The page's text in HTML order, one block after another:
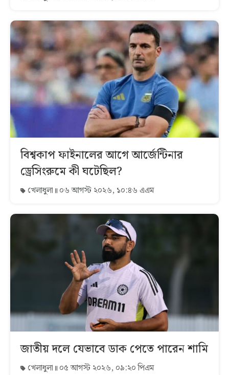
বিশ্বকাপ ফাইনালের আগে আর্জেন্টিনার
ড্রেসিংরুমে কী ঘটেছিল?
খেলাধুলা ০৬ আগস্ট ২০২৬, ১০:৪৬ এএম
জাতীয় দলে যেভাবে ডাক পেতে পারেন শামি
খেলাধুলা ০৫ আগস্ট ২০২৬, ০৯:২০ পিএম